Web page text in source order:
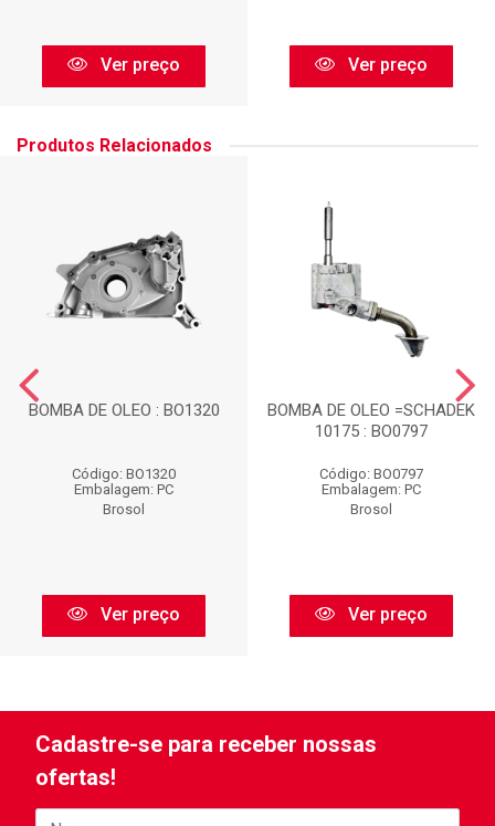
Ver preço Ver preço
Produtos Relacionados
BOMBA DE OLEO : BO1320
Código: BO1320
Embalagem: PC
Brosol
Ver preço
BOMBA DE OLEO =SCHADEK
10175 : BO0797
Código: BO0797
Embalagem: PC
Brosol
Ver preço
Cadastre-se para receber nossas
ofertas!